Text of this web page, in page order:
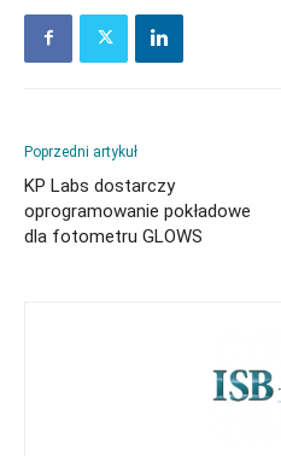
Poprzedni artykuł
KP Labs dostarczy
oprogramowanie pokładowe
dla fotometru GLOWS